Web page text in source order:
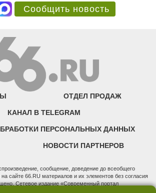
Сообщить новость
ОТДЕЛ ПРОДАЖ
КАНАЛ В TELEGRAM
ПЕРСОНАЛЬНЫХ ДАННЫХ
НОВОСТИ ПАРТНЕРОВ
сообщение, доведение до всеобщего
сайте 66.RU материалов и их элементов без согласия
Сетевое издание «Современный портал